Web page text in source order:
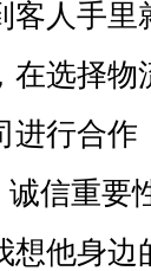
客人手
在选择物
行合作
诚信重要
想他身